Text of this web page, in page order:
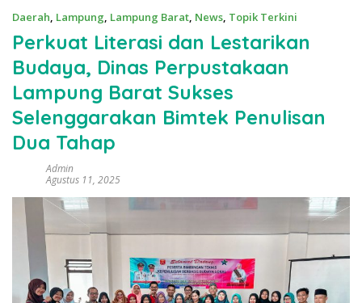
Daerah Lampung Lampung Barat News Topik Terkini
Perkuat Literasi dan Lestarikan
Budaya, Dinas Perpustakaan
Lampung Barat Sukses
Selenggarakan Bimtek Penulisan
Dua Tahap
Admin
Agustus 11, 2025